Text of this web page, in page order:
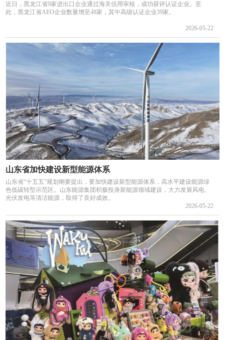
近日，黑龙江省9家进出口企业通过海关信用审核，成功获评认证企业。至
此，黑龙江省AEO企业数量增至48家，其中高级认证企业39家。
2026-05-22
山东省加快建设新型能源体系
山东省“十五五”规划纲要提出，要加快建设新型能源体系，高水平建设能源绿
色低碳转型示范区。山东能源集团积极投身新能源领域建设，大力发展风电、
光伏发电等清洁能源，取得了良好成效。
2026-05-22